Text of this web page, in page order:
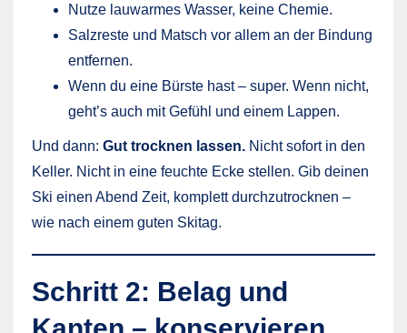
Nutze lauwarmes Wasser, keine Chemie.
Salzreste und Matsch vor allem an der Bindung
entfernen.
Wenn du eine Bürste hast – super. Wenn nicht,
geht’s auch mit Gefühl und einem Lappen.
Und dann: Gut trocknen lassen. Nicht sofort in den
Keller. Nicht in eine feuchte Ecke stellen. Gib deinen
Ski einen Abend Zeit, komplett durchzutrocknen –
wie nach einem guten Skitag.
Schritt 2: Belag und